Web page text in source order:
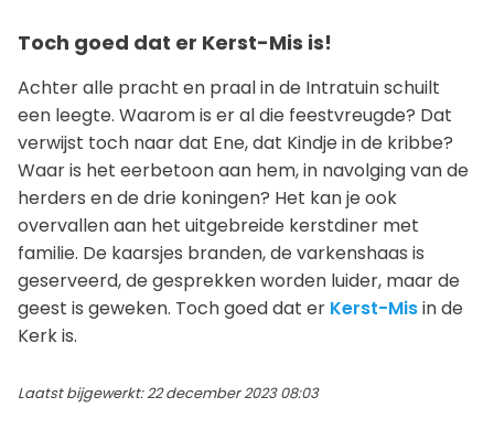
Toch goed dat er Kerst-Mis is!
Achter alle pracht en praal in de Intratuin schuilt
een leegte. Waarom is er al die feestvreugde? Dat
verwijst toch naar dat Ene, dat Kindje in de kribbe?
Waar is het eerbetoon aan hem, in navolging van de
herders en de drie koningen? Het kan je ook
overvallen aan het uitgebreide kerstdiner met
familie. De kaarsjes branden, de varkenshaas is
geserveerd, de gesprekken worden luider, maar de
geest is geweken. Toch goed dat er Kerst-Misin de
Kerk is.
Laatst bijgewerkt: 22 december 2023 08:03